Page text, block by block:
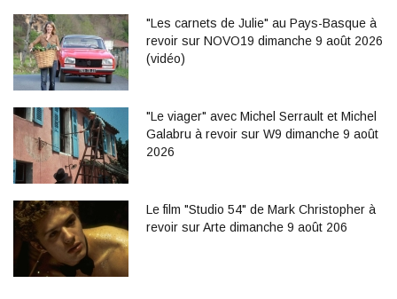
"Les carnets de Julie" au Pays-Basque à
revoir sur NOVO19 dimanche 9 août 2026
(vidéo)
"Le viager" avec Michel Serrault et Michel
Galabru à revoir sur W9 dimanche 9 août
2026
Le film "Studio 54" de Mark Christopher à
revoir sur Arte dimanche 9 août 206